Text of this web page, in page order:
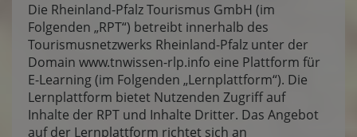
Die Rheinland-Pfalz Tourismus GmbH (im
Folgenden „RPT“) betreibt innerhalb des
Tourismusnetzwerks Rheinland-Pfalz unter der
Domain www.tnwissen-rlp.info eine Plattform für
E-Learning (im Folgenden „Lernplattform“). Die
Lernplattform bietet Nutzenden Zugriff auf
Inhalte der RPT und Inhalte Dritter. Das Angebot
auf der Lernplattform richtet sich an